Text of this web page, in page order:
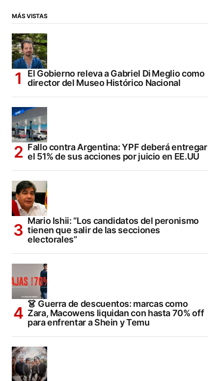
MÁS VISTAS
El Gobierno releva a Gabriel Di Meglio como
director del Museo Histórico Nacional
Fallo contra Argentina: YPF deberá entregar
el 51% de sus acciones por juicio en EE.UU
Mario Ishii: “Los candidatos del peronismo
tienen que salir de las secciones
electorales”
👗 Guerra de descuentos: marcas como
Zara, Macowens liquidan con hasta 70% off
para enfrentar a Shein y Temu